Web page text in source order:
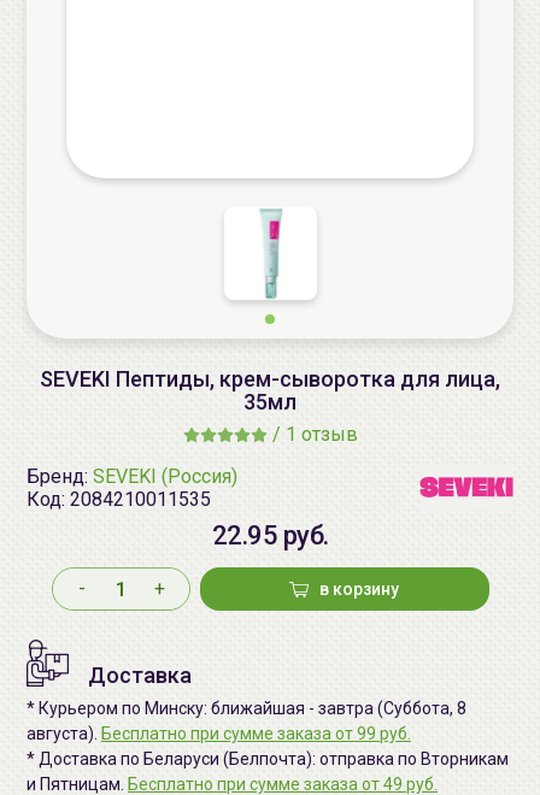
SEVEKI Пептиды, крем-сыворотка для лица,
35мл
/ 1 отзыв
Бренд: SEVEKI (Россия)
Код: 2084210011535
22.95 руб.
- + в корзину
Доставка
* Курьером по Минску: ближайшая - завтра (Суббота, 8
августа). Бесплатно при сумме заказа от 99 руб.
* Доставка по Беларуси (Белпочта): отправка по Вторникам
и Пятницам. Бесплатно при сумме заказа от 49 руб.